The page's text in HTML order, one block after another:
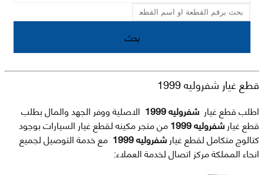
بحث
قطع غيار شفروليه 1999
اطلب قطع غيار
الاصلية ووفر الجهد والمال بطلب
قطع غيار شفروليه 1999
من متجر مكينه لقطع غيار السيارات بوجود
كتالوج متكامل لقطع غيار شفروليه 1999
مع خدمة التوصيل لجميع
انحاء المملكة مركز اتصال لخدمة العملاء: